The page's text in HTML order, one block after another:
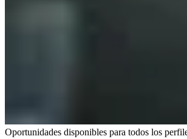
Oportunidades disponibles para todos los